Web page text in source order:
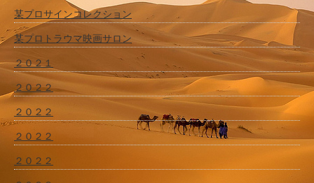
某プロサインコレクション
某プロトラウマ映画サロン
２０２１
２０２２
２０２２
２０２２
２０２２